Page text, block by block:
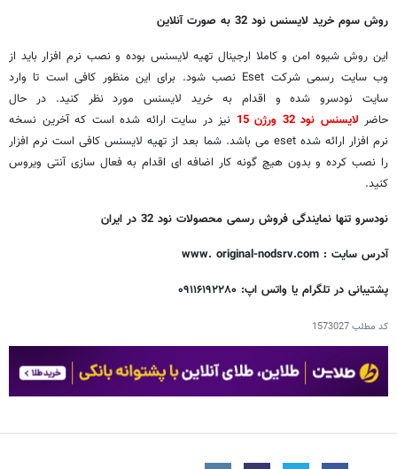
روش سوم خرید لایسنس نود 32 به صورت آنلاین
این روش شیوه امن و کاملا ارجینال تهیه لایسنس بوده و نصب نرم افزار باید از
وب سایت رسمی شرکت Eset نصب شود. برای این منظور کافی است تا وارد
سایت نودسرو شده و اقدام به خرید لایسنس مورد نظر کنید. در حال
حاضر لایسنس نود 32 ورژن 15
نیز در سایت ارائه شده است که آخرین نسخه
نرم افزار ارائه شده eset می باشد. شما بعد از تهیه لایسنس کافی است نرم افزار
را نصب کرده و بدون هیچ گونه کار اضافه ای اقدام به فعال سازی آنتی ویروس
کنید.
نودسرو تنها نمایندگی فروش رسمی محصولات نود 32 در ایران
آدرس سایت : www. original-nodsrv.com
پشتیبانی در تلگرام یا واتس اپ: ۰۹۱۱۶۱۹۲۲۸۰
کد مطلب1573027